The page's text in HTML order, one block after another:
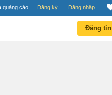
quảng cáo Đăng ký Đăng nhập
Đăng tin